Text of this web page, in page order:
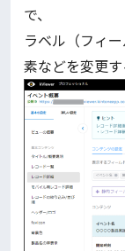
で、
ラベル（フィ
素などを変更す